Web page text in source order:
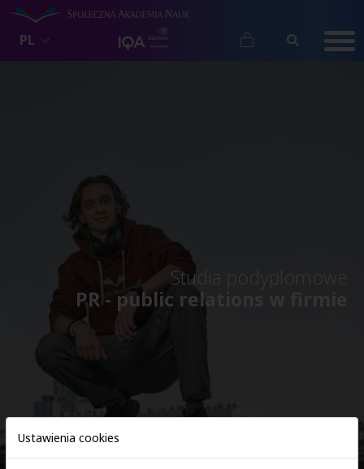
PL
Studia podyplomowe
PR - public relations w firmie
Ustawienia cookies